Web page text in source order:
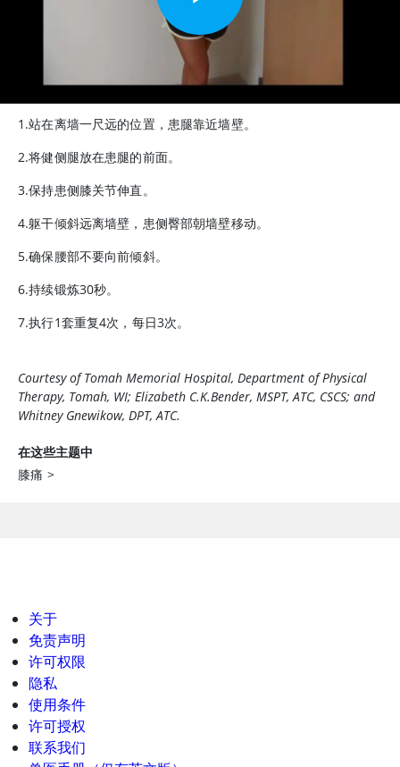
1.站在离墙一尺远的位置，患腿靠近墙壁。
2.将健侧腿放在患腿的前面。
3.保持患侧膝关节伸直。
4.躯干倾斜远离墙壁，患侧臀部朝墙壁移动。
5.确保腰部不要向前倾斜。
6.持续锻炼30秒。
7.执行1套重复4次，每日3次。
Courtesy of Tomah Memorial Hospital, Department of Physical
Therapy, Tomah, WI; Elizabeth C.K.Bender, MSPT, ATC, CSCS; and
Whitney Gnewikow, DPT, ATC.
在这些主题中
膝痛 >
关于
免责声明
许可权限
隐私
使用条件
许可授权
联系我们